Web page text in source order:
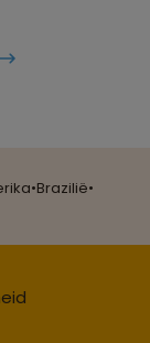
•Brazilië•
en milieu